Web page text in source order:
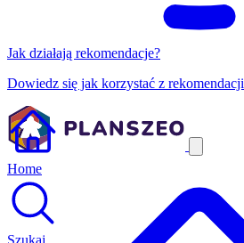
Jak działają rekomendacje?
Dowiedz się jak korzystać z rekomendacji
Home
Szukaj